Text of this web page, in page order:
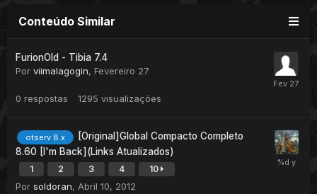
Conteúdo Similar
FurionOld - Tibia 7.4
Por viimalagogin, Fevereiro 27
0 respostas 1295 visualizações
otserv 8.x
[Original]Global Compacto Completo
8.60 [I'm Back](Links Atualizados)
1 2 3 4 10
Por soldoran, Abril 10, 2012